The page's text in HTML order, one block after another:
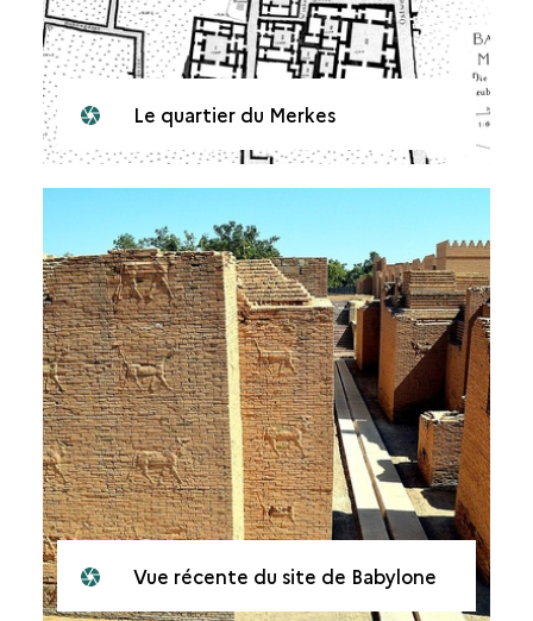
Le quartier du Merkes
Vue récente du site de Babylone